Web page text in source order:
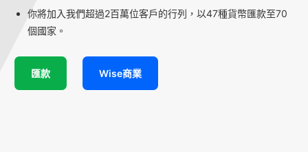
你將加入我們超過2百萬位客戶的行列，以47種貨幣匯款至70
個國家。
匯款 Wise商業